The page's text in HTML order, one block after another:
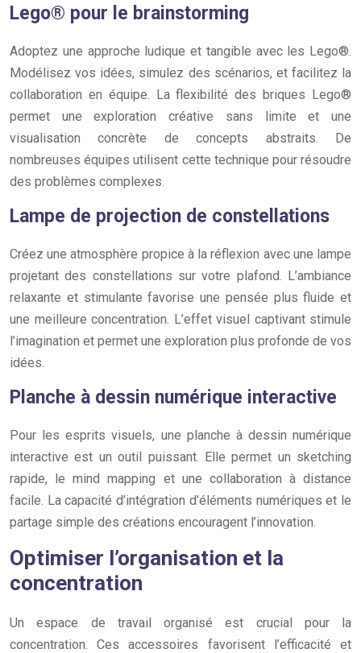
Lego® pour le brainstorming
Adoptez une approche ludique et tangible avec les Lego®.
Modélisez vos idées, simulez des scénarios, et facilitez la
collaboration en équipe. La flexibilité des briques Lego®
permet une exploration créative sans limite et une
visualisation concrète de concepts abstraits. De
nombreuses équipes utilisent cette technique pour résoudre
des problèmes complexes.
Lampe de projection de constellations
Créez une atmosphère propice à la réflexion avec une lampe
projetant des constellations sur votre plafond. L’ambiance
relaxante et stimulante favorise une pensée plus fluide et
une meilleure concentration. L’effet visuel captivant stimule
l’imagination et permet une exploration plus profonde de vos
idées.
Planche à dessin numérique interactive
Pour les esprits visuels, une planche à dessin numérique
interactive est un outil puissant. Elle permet un sketching
rapide, le mind mapping et une collaboration à distance
facile. La capacité d’intégration d’éléments numériques et le
partage simple des créations encouragent l’innovation.
Optimiser l’organisation et la
concentration
Un espace de travail organisé est crucial pour la
concentration. Ces accessoires favorisent l’efficacité et